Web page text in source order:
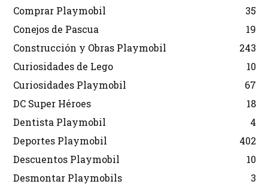
Comprar Playmobil
35
Conejos de Pascua
19
Construcción y Obras Playmobil
243
Curiosidades de Lego
10
Curiosidades Playmobil
67
DC Super Héroes
18
Dentista Playmobil
4
Deportes Playmobil
402
Descuentos Playmobil
10
Desmontar Playmobils
3